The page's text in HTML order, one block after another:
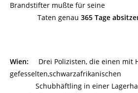
Brandstifter mußte für seine
Taten genau 365 Tage
Wien: Drei Polizisten, die einen mit
gefesselten,schwarzafrikanischen
Schubhäftling in einer